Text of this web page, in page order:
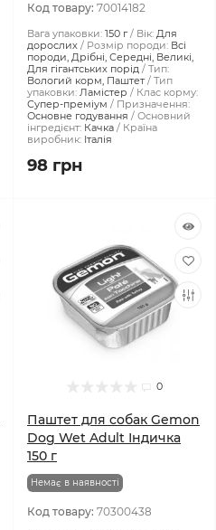
Код товару: 70014182
Вага упаковки: 150 г Вік: Для
дорослих
Розмір породи: Всі
породи, Дрібні, Середні, Великі,
Для гігантських порід
Тип:
Вологий корм, Паштет
Тип
упаковки: Ламістер
Клас корму:
Супер-преміум
Призначення:
Основне годування
Основний
інгредієнт: Качка
Країна
виробник: Італія
98 грн
0
Паштет для собак Gemon
Dog Wet Adult Індичка
150 г
Немає в наявності
Код товару: 70300438